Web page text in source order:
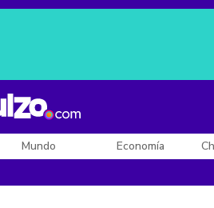
Mundo Economía